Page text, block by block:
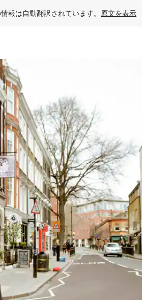
報は自動翻訳されています。 原文を表示
ッチまたはスワイプして検索結果を確認